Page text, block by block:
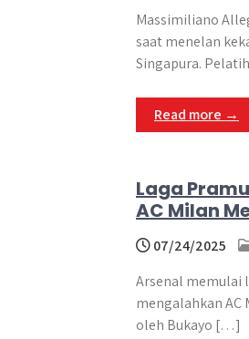
Massimiliano
saat menelan
Singapura.
Read more →
Laga
AC Milan
07/24/2025
Arsenal memulai
mengalahkan
oleh Bukayo […]